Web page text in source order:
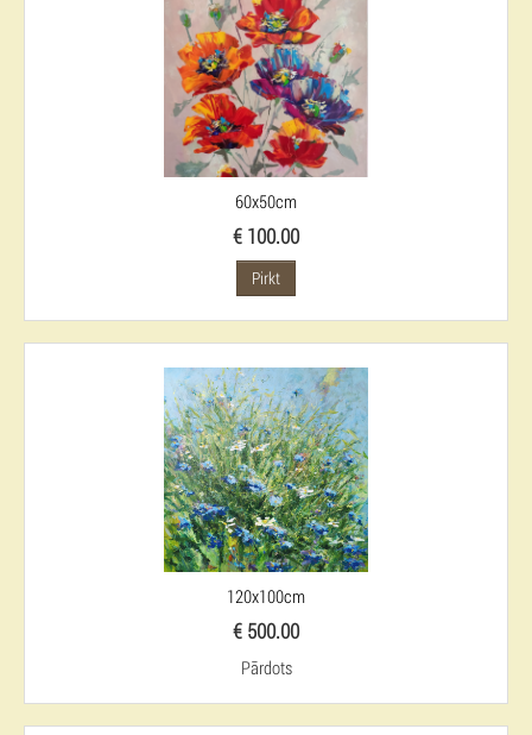
60x50cm
€ 100.00
Pirkt
120x100cm
€ 500.00
Pārdots